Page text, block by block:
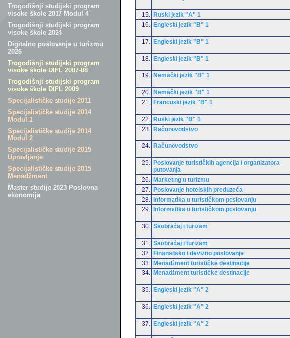
Trogodišnji studijski program
visoke škole 2017 Modul 4
Trogodišnji studijski program
visoke škole 2024
Digitalno poslovanje u turizmu
2026
Trogodišnji studijski program
visoke škole DIPL 2007-08
Trogodišnji studijski program
visoke škole DIPL 2009
Specijalističke studije 2011
Specijalističke studije 2014
Modul 1
Specijalističke studije 2014
Modul 2
Specijalističke studije 2015
Upravljanje
Specijalističke studije 2015
Menadžment
Master studije 2023 Poslovna
ekonomija
15.
Ruski jezik "A" 1
16.
Engleski jezik "B" 1
17.
Engleski jezik "B" 1
18.
Engleski jezik "B" 1
19.
Nemački jezik "B" 1
20.
Nemački jezik "B" 1
21.
Francuski jezik "B" 1
22.
Ruski jezik "B" 1
23.
Računovodstvo
24. Računovodstvo
25.
Poslovanje turističkih agencija i organizatora
putovanja
26.
Marketing u turizmu
27.
Poslovanje hotelskih preduzeća
28.
Informatika u turističkom poslovanju
29.
Informatika u turističkom poslovanju
30.
Saobraćaj i turizam
31. Saobraćaj i turizam
32.
Finansijsko i devizno poslovanje
33.
Menadžment turističke destinacije
34.
Menadžment turističke destinacije
35.
Engleski jezik "A" 2
36.
Engleski jezik "A" 2
37.
Engleski jezik "A" 2